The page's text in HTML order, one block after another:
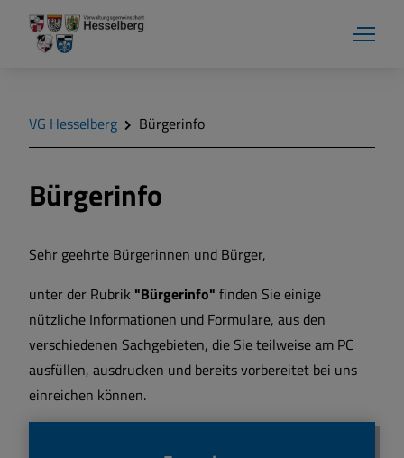
VG Hesselberg Bürgerinfo
Bürgerinfo
Sehr geehrte Bürgerinnen und Bürger,
unter der Rubrik "Bürgerinfo" finden Sie einige
nützliche Informationen und Formulare, aus den
verschiedenen Sachgebieten, die Sie teilweise am PC
ausfüllen, ausdrucken und bereits vorbereitet bei uns
einreichen können.